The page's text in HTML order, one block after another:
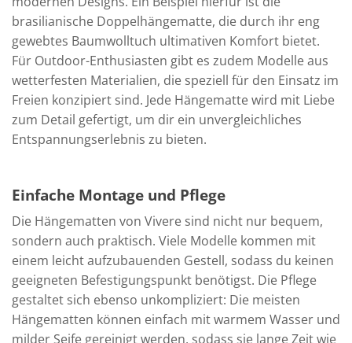
brasilianische Doppelhängematte, die durch ihr eng
gewebtes Baumwolltuch ultimativen Komfort bietet.
Für Outdoor-Enthusiasten gibt es zudem Modelle aus
wetterfesten Materialien, die speziell für den Einsatz im
Freien konzipiert sind. Jede Hängematte wird mit Liebe
zum Detail gefertigt, um dir ein unvergleichliches
Entspannungserlebnis zu bieten.
Einfache Montage und Pflege
Die Hängematten von Vivere sind nicht nur bequem,
sondern auch praktisch. Viele Modelle kommen mit
einem leicht aufzubauenden Gestell, sodass du keinen
geeigneten Befestigungspunkt benötigst. Die Pflege
gestaltet sich ebenso unkompliziert: Die meisten
Hängematten können einfach mit warmem Wasser und
milder Seife gereinigt werden, sodass sie lange Zeit wie